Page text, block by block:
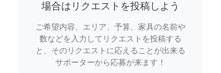
場合はリクエストを投稿しよう
ご希望内容、エリア、予算、家具の名前や
数などを入力してリクエストを投稿する
と、そのリクエストに応えることが出来る
サポーターから応募が来ます！